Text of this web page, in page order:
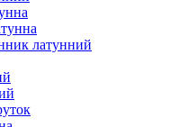
латунний